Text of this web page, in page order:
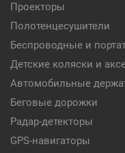
Проекторы
Полотенцесушители
Беспроводные и
Детские коляски и
Автомобильные
Беговые дорожки
Радар-детекторы
GPS-навигаторы